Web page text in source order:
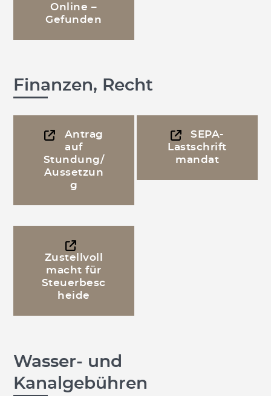
Online –
Gefunden
Finanzen, Recht
Antrag
auf
Stundung/
Aussetzun
g
SEPA-
Lastschrift
mandat
Zustellvoll
macht für
Steuerbesc
heide
Wasser- und
Kanalgebühren